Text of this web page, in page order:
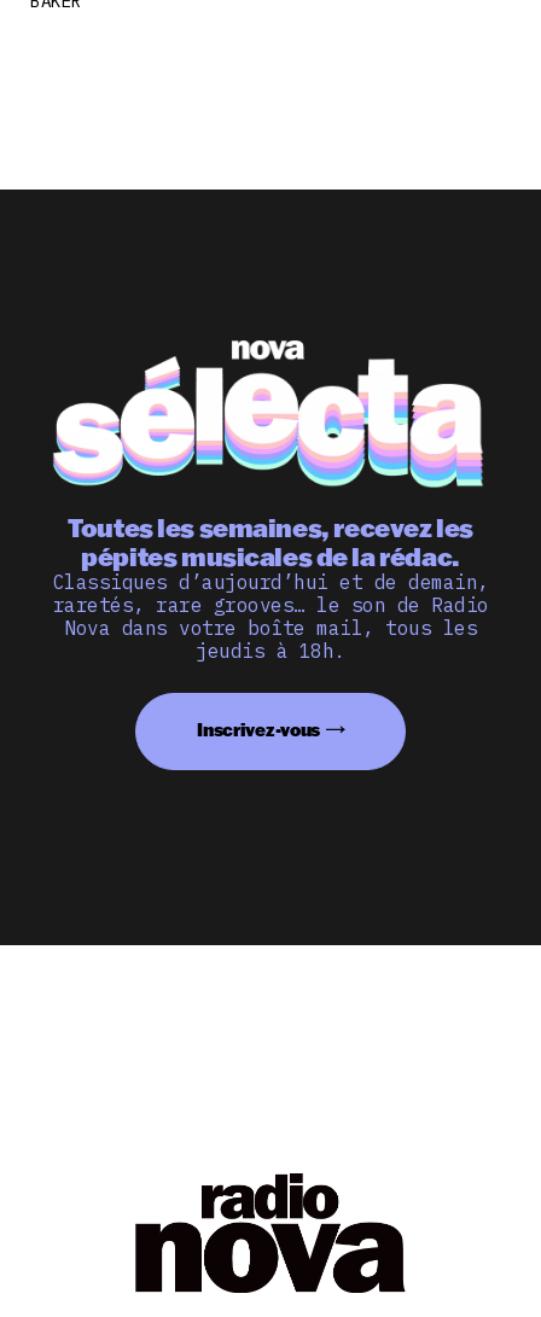
Toutes les semaines, recevez les
pépites musicales de la rédac.
Classiques d’aujourd’hui et de demain,
raretés, rare grooves… le son de Radio
Nova dans votre boîte mail, tous les
jeudis à 18h.
Inscrivez-vous